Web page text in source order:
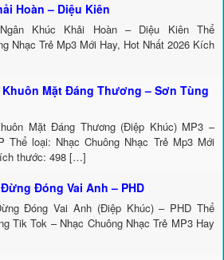
Hoàn – Diệu Kiên
Khúc Khải Hoàn – Diệu Kiên Thể
Nhạc Trẻ Mp3 Mới Hay, Hot Nhất 2026 Kích
Mặt Đáng Thương – Sơn Tùng
Mặt Đáng Thương (Điệp Khúc) MP3 –
Thể loại: Nhạc Chuông Nhạc Trẻ Mp3 Mới
thước: 498 […]
Đóng Vai Anh – PHD
Đóng Vai Anh (Điệp Khúc) – PHD Thể
Tik Tok – Nhạc Chuông Nhạc Trẻ MP3 Hay